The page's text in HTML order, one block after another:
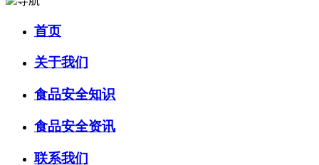
首页
关于我们
食品安全知识
食品安全资讯
联系我们